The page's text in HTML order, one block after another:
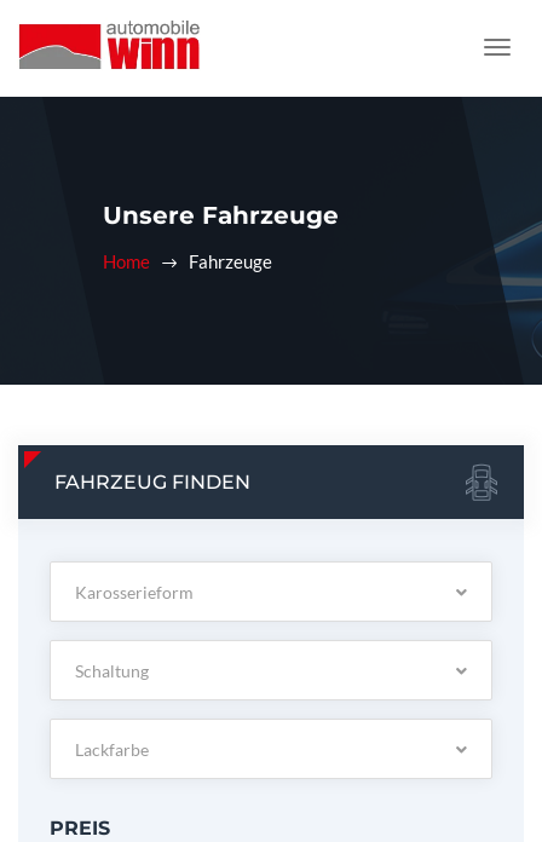
Unsere Fahrzeuge
Home Fahrzeuge
FAHRZEUG FINDEN
Karosserieform
Schaltung
Lackfarbe
PREIS